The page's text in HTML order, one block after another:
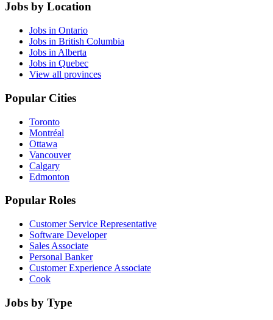
Jobs by Location
Jobs in Ontario
Jobs in British Columbia
Jobs in Alberta
Jobs in Quebec
View all provinces
Popular Cities
Toronto
Montréal
Ottawa
Vancouver
Calgary
Edmonton
Popular Roles
Customer Service Representative
Software Developer
Sales Associate
Personal Banker
Customer Experience Associate
Cook
Jobs by Type